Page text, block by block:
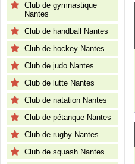
Club de gymnastique
Nantes
Club de handball Nantes
Club de hockey Nantes
Club de judo Nantes
Club de lutte Nantes
Club de natation Nantes
Club de pétanque Nantes
Club de rugby Nantes
Club de squash Nantes